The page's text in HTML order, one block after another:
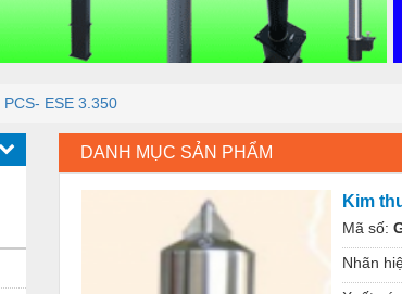
ESE 3.350
DANH MỤC SẢN PHẨM
Kim
Mã số:
Nhãn